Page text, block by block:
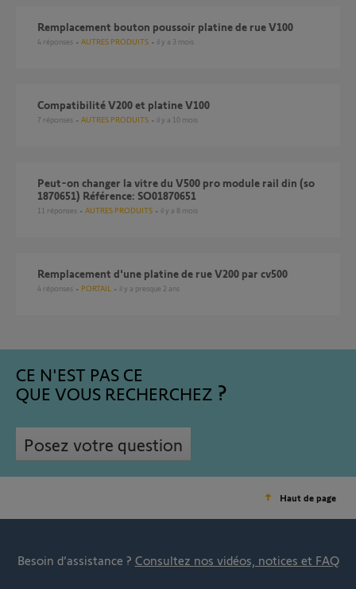
Remplacement bouton poussoir platine de rue V100
4 réponses AUTRES PRODUITS il y a 3 mois
Compatibilité V200 et platine V100
7 réponses AUTRES PRODUITS il y a 10 mois
Peut-on changer la vitre du V500 pro module rail din (so
1870651) Référence: SO01870651
11 réponses AUTRES PRODUITS il y a 8 mois
Remplacement d'une platine de rue V200 par cv500
4 réponses PORTAIL il y a presque 2 ans
CE N'EST PAS CE
QUE VOUS RECHERCHEZ
Posez votre question
Haut de page
Besoin d’assistance ? Consultez nos vidéos, notices et FAQ